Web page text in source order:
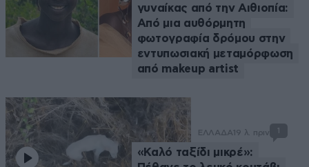
γυναίκας από την Αιθιοπία:
Από μια αυθόρμητη
φωτογραφία δρόμου στην
εντυπωσιακή μεταμόρφωση
από makeup artist
ΕΛΛΑΔΑ 19 λ. πριν
«Καλό ταξίδι μικρέ»: